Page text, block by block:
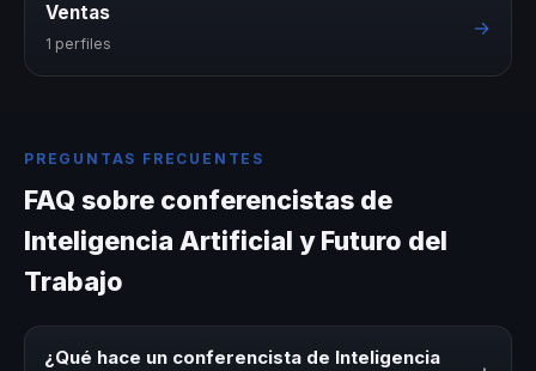
Ventas
1 perfiles
→
PREGUNTAS FRECUENTES
FAQ sobre conferencistas de
Inteligencia Artificial y Futuro del
Trabajo
¿Qué hace un conferencista de Inteligencia